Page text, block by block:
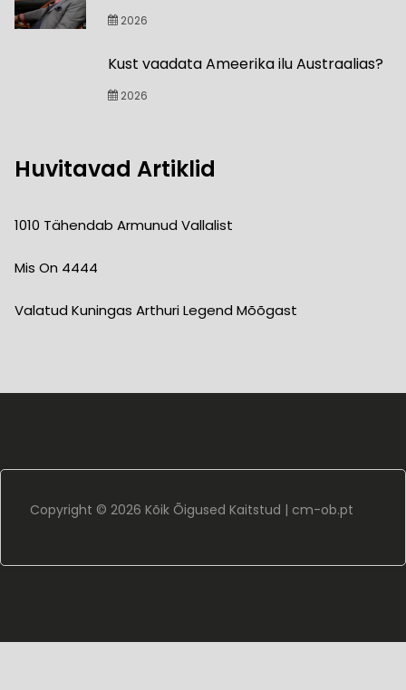
2026
Kust vaadata Ameerika ilu Austraalias?
2026
Huvitavad Artiklid
1010 Tähendab Armunud Vallalist
Mis On 4444
Valatud Kuningas Arthuri Legend Mõõgast
Copyright © 2026 Kõik Õigused Kaitstud | cm-ob.pt